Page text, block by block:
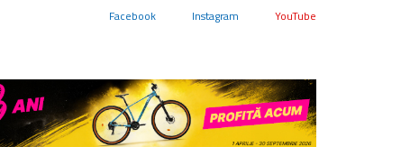
Facebook Instagram YouTube